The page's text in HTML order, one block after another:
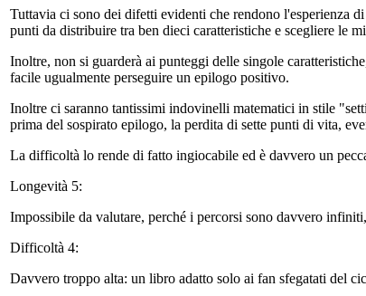
Tuttavia ci sono dei difetti evidenti che rendono l'esperienza
punti da distribuire tra ben dieci caratteristiche e scegliere le
Inoltre, non si guarderà ai punteggi delle singole
facile ugualmente perseguire un epilogo positivo.
Inoltre ci saranno tantissimi indovinelli matematici in stile
prima del sospirato epilogo, la perdita di sette punti di vita,
La difficoltà lo rende di fatto ingiocabile ed è davvero un
Longevità 5:
Impossibile da valutare, perché i percorsi sono davvero
Difficoltà 4:
Davvero troppo alta: un libro adatto solo ai fan sfegatati del